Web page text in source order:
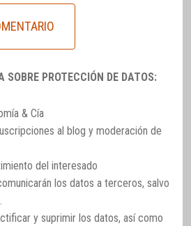
SOBRE PROTECCIÓN DE DATOS:
& Cía
al blog y moderación de
del interesado
los datos a terceros, salvo
y suprimir los datos, así como